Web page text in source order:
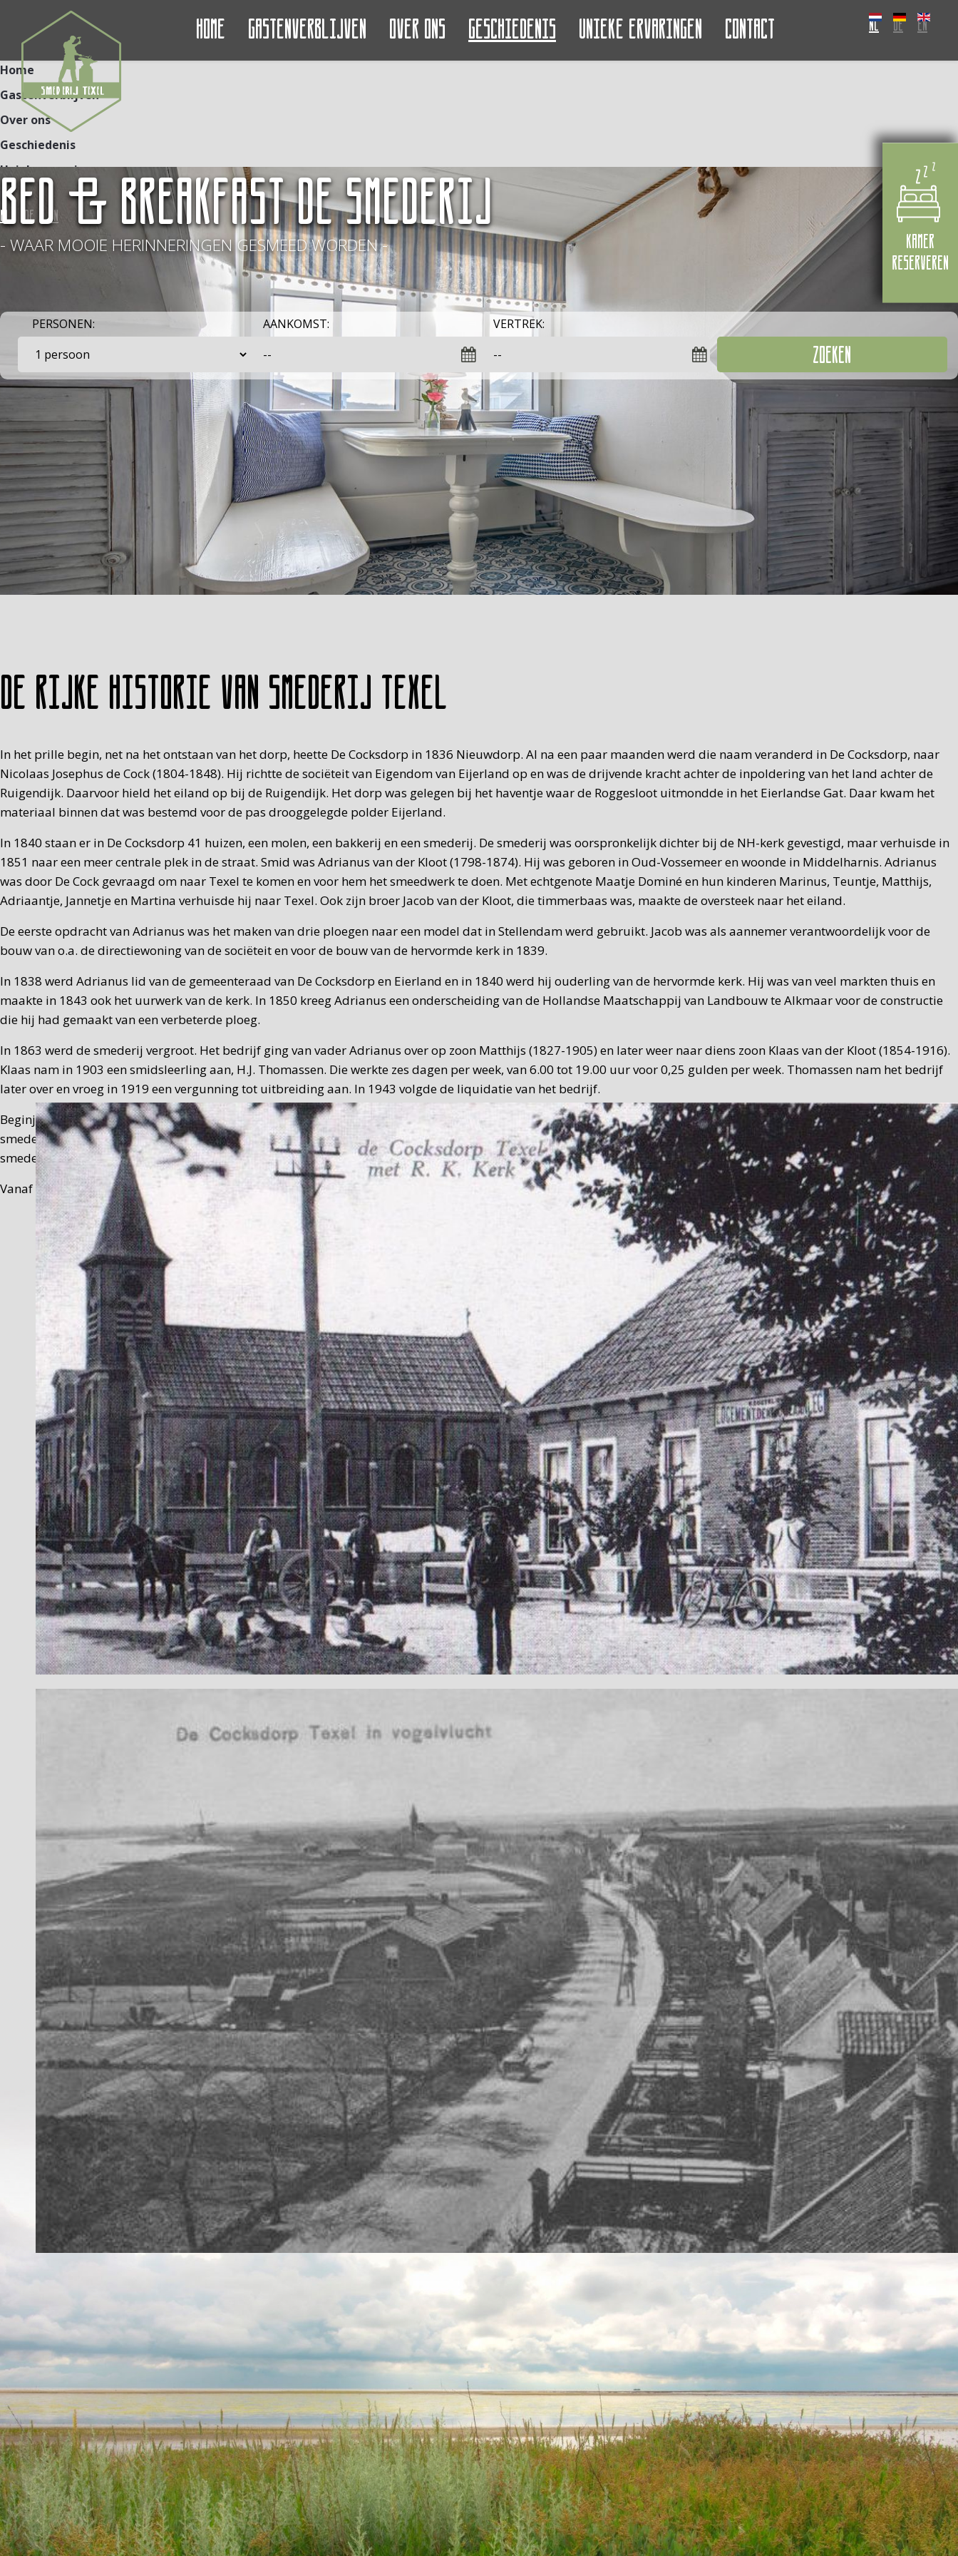
Home Gastenverblijven Over ons Geschiedenis Unieke ervaringen Contact NL DE EN
Home
Gastenverblijven
Over ons
Geschiedenis
Unieke ervaringen
Contact
NL DE EN
BED & BREAKFAST De Smederij
- WAAR MOOIE HERINNERINGEN GESMEED WORDEN -
PERSONEN: AANKOMST: VERTREK:
ZOEKEN
De rijke historie van Smederij Texel
In het prille begin, net na het ontstaan van het dorp, heette De Cocksdorp in 1836 Nieuwdorp. Al na een paar maanden werd die naam veranderd in De Cocksdorp, naar
Nicolaas Josephus de Cock (1804-1848). Hij richtte de sociëteit van Eigendom van Eijerland op en was de drijvende kracht achter de inpoldering van het land achter de
Ruigendijk. Daarvoor hield het eiland op bij de Ruigendijk. Het dorp was gelegen bij het haventje waar de Roggesloot uitmondde in het Eierlandse Gat. Daar kwam het
materiaal binnen dat was bestemd voor de pas drooggelegde polder Eijerland.
In 1840 staan er in De Cocksdorp 41 huizen, een molen, een bakkerij en een smederij. De smederij was oorspronkelijk dichter bij de NH-kerk gevestigd, maar verhuisde in
1851 naar een meer centrale plek in de straat. Smid was Adrianus van der Kloot (1798-1874). Hij was geboren in Oud-Vossemeer en woonde in Middelharnis. Adrianus
was door De Cock gevraagd om naar Texel te komen en voor hem het smeedwerk te doen. Met echtgenote Maatje Dominé en hun kinderen Marinus, Teuntje, Matthijs,
Adriaantje, Jannetje en Martina verhuisde hij naar Texel. Ook zijn broer Jacob van der Kloot, die timmerbaas was, maakte de oversteek naar het eiland.
De eerste opdracht van Adrianus was het maken van drie ploegen naar een model dat in Stellendam werd gebruikt. Jacob was als aannemer verantwoordelijk voor de
bouw van o.a. de directiewoning van de sociëteit en voor de bouw van de hervormde kerk in 1839.
In 1838 werd Adrianus lid van de gemeenteraad van De Cocksdorp en Eierland en in 1840 werd hij ouderling van de hervormde kerk. Hij was van veel markten thuis en
maakte in 1843 ook het uurwerk van de kerk. In 1850 kreeg Adrianus een onderscheiding van de Hollandse Maatschappij van Landbouw te Alkmaar voor de constructie
die hij had gemaakt van een verbeterde ploeg.
In 1863 werd de smederij vergroot. Het bedrijf ging van vader Adrianus over op zoon Matthijs (1827-1905) en later weer naar diens zoon Klaas van der Kloot (1854-1916).
Klaas nam in 1903 een smidsleerling aan, H.J. Thomassen. Die werkte zes dagen per week, van 6.00 tot 19.00 uur voor 0,25 gulden per week. Thomassen nam het bedrijf
later over en vroeg in 1919 een vergunning tot uitbreiding aan. In 1943 volgde de liquidatie van het bedrijf.
Beginjaren zestig (1959-1965) zijn er onder leiding van C. de Waard nog wel smidswerkzaamheden verricht. De Waard was geen smid, maar had een loonbedrijf. Een
smederij-landbouwmechanisatiebedrijf was destijds een nuttig nevenbedrijf. Als De Waard in 1965 naar de Flevopolder vertrekt, komt er definitief een einde aan de
smederijgeschiedenis van De Cocksdorp.
Vanaf 1965 was het pand van de smederij in gebruik als woonhuis en in 2008 werd er een bed & breakfast van gemaakt.